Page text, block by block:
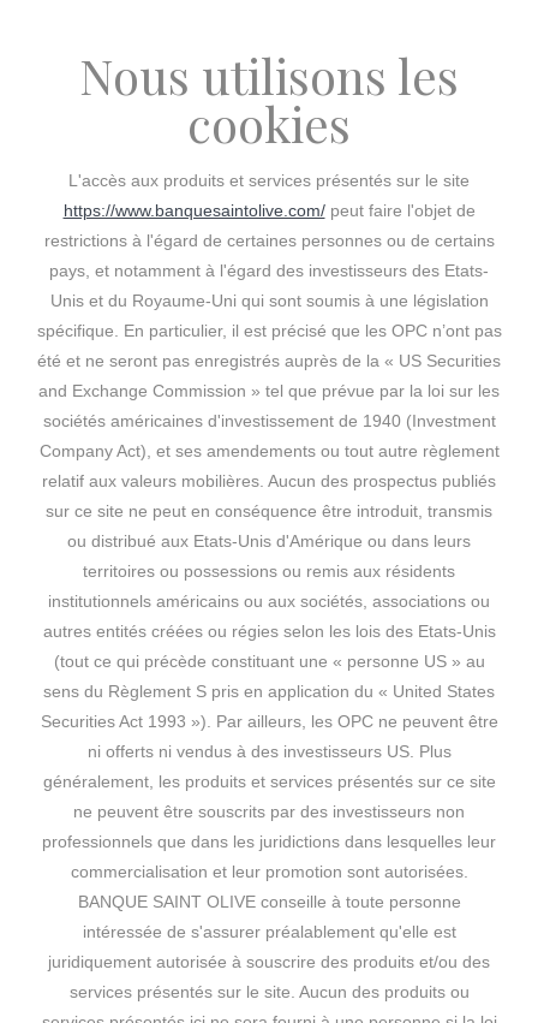
utilisateurs du présent site Internet de faire des
informations fournies un usage conforme à la
réglementation française. Les OPC présentés
sur ce site internet ne sont autorisés que sur le
marché français.
Attention : la valeur d’une part ou d’une action
d’un OPC est soumise à l’évolution des
marchés financiers et enregistre des
fluctuations. Les performances passées ne
préjugent pas des performances futures
Les performances présentées sont indicatives,
sous réserve d’éventuels erreurs ou
dysfonctionnements de l’applicatif.
Le prospectus d’information de chaque produit,
document visé par l’autorité des marchés
financiers, est accessible sur ce site. BANQUE
SAINT OLIVE invite les personnes concernées
à en prendre connaissance.
BANQUE SAINT OLIVE se réserve le droit de
modifier ou de corriger le contenu de ce site à
tout moment et sans préavis. Ce site est
soumis au droit français et à la compétence
des juridictions françaises.
Nous utilisons les
cookies
L'accès aux produits et services présentés sur le site
https://www.banquesaintolive.com/peut faire l'objet de
restrictions à l'égard de certaines personnes ou de certains
pays, et notamment à l'égard des investisseurs des Etats-
Unis et du Royaume-Uni qui sont soumis à une législation
spécifique.
En particulier, il est précisé que les OPC n’ont pas
été et ne seront pas enregistrés auprès de la « US Securities
and Exchange Commission » tel que prévue par la loi sur les
sociétés américaines d'investissement de 1940 (Investment
Company Act), et ses amendements ou tout autre règlement
relatif aux valeurs mobilières. Aucun des prospectus publiés
sur ce site ne peut en conséquence être introduit, transmis
ou distribué aux Etats-Unis d'Amérique ou dans leurs
territoires ou possessions ou remis aux résidents
institutionnels américains ou aux sociétés, associations ou
autres entités créées ou régies selon les lois des Etats-Unis
(tout ce qui précède constituant une « personne US » au
sens du Règlement S pris en application du « United States
Securities Act 1993 »). Par ailleurs, les OPC ne peuvent être
ni offerts ni vendus à des investisseurs US. Plus
généralement, les produits et services présentés sur ce site
ne peuvent être souscrits par des investisseurs non
professionnels que dans les juridictions dans lesquelles leur
commercialisation et leur promotion sont autorisées.
BANQUE SAINT OLIVE conseille à toute personne
intéressée de s'assurer préalablement qu'elle est
juridiquement autorisée à souscrire des produits et/ou des
services présentés sur le site. Aucun des produits ou